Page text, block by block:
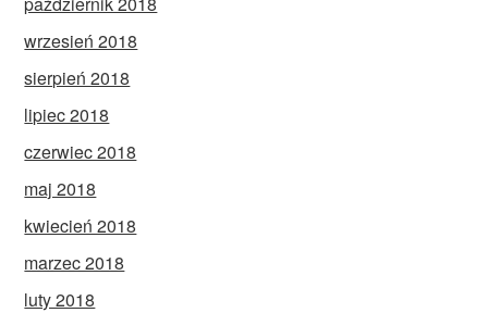
wrzesień 2018
sierpień 2018
lipiec 2018
czerwiec 2018
maj 2018
kwiecień 2018
marzec 2018
luty 2018